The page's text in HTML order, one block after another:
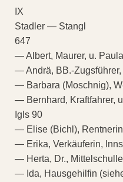
IX
Stadler — Stangl
647
— Albert, Maurer, u.
— Andrä, BB.-
— Barbara (Moschnig),
— Bernhard, Kraftfahrer,
Igls 90
— Elise (Bichl),
— Erika, Verkäuferin,
— Herta, Dr.,
— Ida, Hausgehilfin